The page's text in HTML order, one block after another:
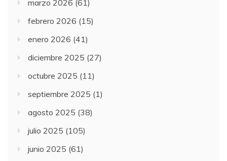
marzo 2026 (61)
febrero 2026 (15)
enero 2026 (41)
diciembre 2025 (27)
octubre 2025 (11)
septiembre 2025 (1)
agosto 2025 (38)
julio 2025 (105)
junio 2025 (61)